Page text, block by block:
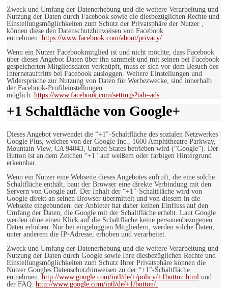
Zweck und Umfang der Datenerhebung und die weitere Verarbeitung und
Nutzung der Daten durch Facebook sowie die diesbezüglichen Rechte und
Einstellungsmöglichkeiten zum Schutz der Privatsphäre der Nutzer ,
können diese den Datenschutzhinweisen von Facebook
entnehmen: https://www.facebook.com/about/privacy/.
Wenn ein Nutzer Facebookmitglied ist und nicht möchte, dass Facebook
über dieses Angebot Daten über ihn sammelt und mit seinen bei Facebook
gespeicherten Mitgliedsdaten verknüpft, muss er sich vor dem Besuch des
Internetauftritts bei Facebook ausloggen. Weitere Einstellungen und
Widersprüche zur Nutzung von Daten für Werbezwecke, sind innerhalb
der Facebook-Profileinstellungen
möglich: https://www.facebook.com/settings?tab=ads.
+1 Schaltfläche von Google+
Dieses Angebot verwendet die “+1″-Schaltfläche des sozialen Netzwerkes
Google Plus, welches von der Google Inc., 1600 Amphitheatre Parkway,
Mountain View, CA 94043, United States betrieben wird (“Google”). Der
Button ist an dem Zeichen “+1″ auf weißem oder farbigen Hintergrund
erkennbar.
Wenn ein Nutzer eine Webseite dieses Angebotes aufruft, die eine solche
Schaltfläche enthält, baut der Browser eine direkte Verbindung mit den
Servern von Google auf. Der Inhalt der “+1″-Schaltfläche wird von
Google direkt an seinen Browser übermittelt und von diesem in die
Webseite eingebunden. der Anbieter hat daher keinen Einfluss auf den
Umfang der Daten, die Google mit der Schaltfläche erhebt. Laut Google
werden ohne einen Klick auf die Schaltfläche keine personenbezogenen
Daten erhoben. Nur bei eingeloggten Mitgliedern, werden solche Daten,
unter anderem die IP-Adresse, erhoben und verarbeitet.
Zweck und Umfang der Datenerhebung und die weitere Verarbeitung und
Nutzung der Daten durch Google sowie Ihre diesbezüglichen Rechte und
Einstellungsmöglichkeiten zum Schutz Ihrer Privatsphäre können die
Nutzer Googles Datenschutzhinweisen zu der “+1″-Schaltfläche
entnehmen: http://www.google.com/intl/de/+/policy/+1button.html und
der FAQ: http://www.google.com/intl/de/+1/button/.